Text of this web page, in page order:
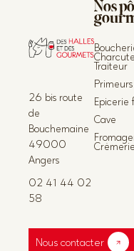
26 bis route
de
Bouchemaine
49000
Angers
02 41 44 02
58
Nous contacter
Nos
Traiteur
Primeurs
Epicerie
Cave
Crèmerie